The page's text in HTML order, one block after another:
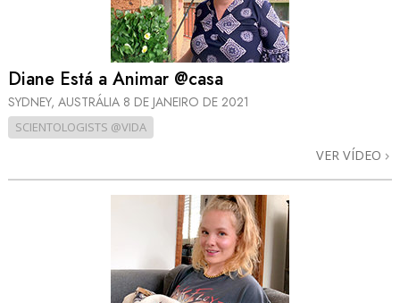
Diane Está a Animar @casa
SYDNEY, AUSTRÁLIA 8 DE JANEIRO DE 2021
SCIENTOLOGISTS @VIDA
VER VÍDEO